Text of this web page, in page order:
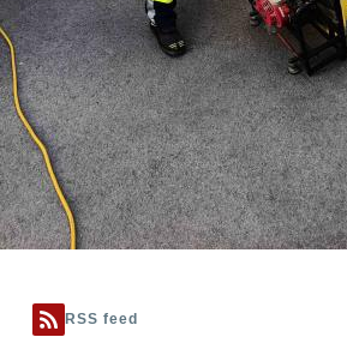
RSS feed